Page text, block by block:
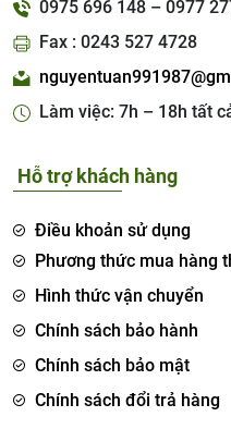
0975 696 148 – 0977
Fax : 0243 527 4728
Làm việc: 7h – 18h tất
Hỗ trợ khách hàng
Điều khoản sử dụng
Phương thức mua hàng
Hình thức vận chuyển
Chính sách bảo hành
Chính sách bảo mật
Chính sách đổi trả hàng